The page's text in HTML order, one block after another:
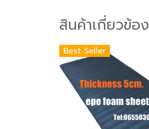
สินค้าเกี่ยวข้อง
Best Seller